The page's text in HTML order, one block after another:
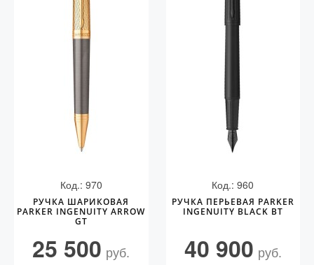
Код.: 970
РУЧКА ШАРИКОВАЯ
PARKER INGENUITY ARROW
GT
25 500 руб.
Код.: 960
РУЧКА ПЕРЬЕВАЯ PARKER
INGENUITY BLACK BT
40 900 руб.